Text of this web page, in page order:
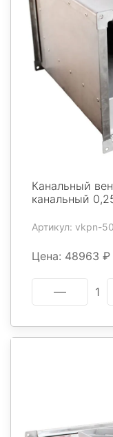
Канальный
канальный
Артикул: vkpn-
Цена: 48963 ₽
1